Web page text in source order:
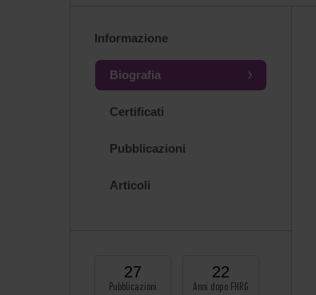
Informazione
Biografia
Certificati
Pubblicazioni
Articoli
27
Pubblicazioni
22
Anni dopo FHRG